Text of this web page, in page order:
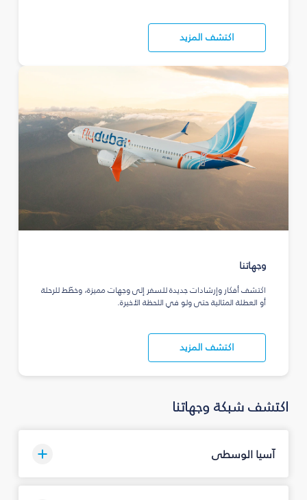
اكتشف المزيد
وجهاتنا
اكتشف أفكار وإرشادات جديدة للسفر إلى وجهات مميزة، وخطّط للرحلة
أو العطلة المثالية حتى ولو في اللحظة الأخيرة.
اكتشف المزيد
اكتشف شبكة وجهاتنا
آسيا الوسطى